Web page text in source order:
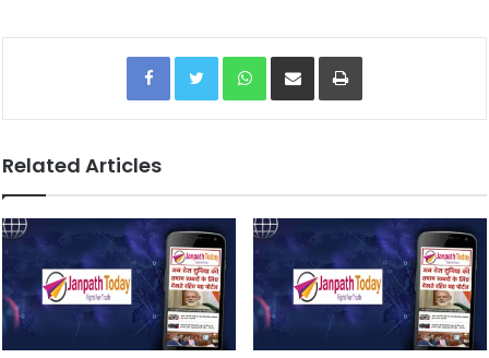
Facebook Twitter WhatsApp
Related Articles